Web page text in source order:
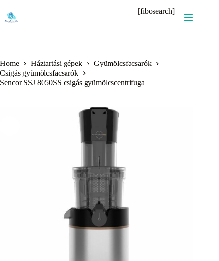
content
[fibosearch]
Home Háztartási gépek
Gyümölcsfacsarók
Csigás gyümölcsfacsarók
Sencor SSJ 8050SS csigás gyümölcscentrifuga